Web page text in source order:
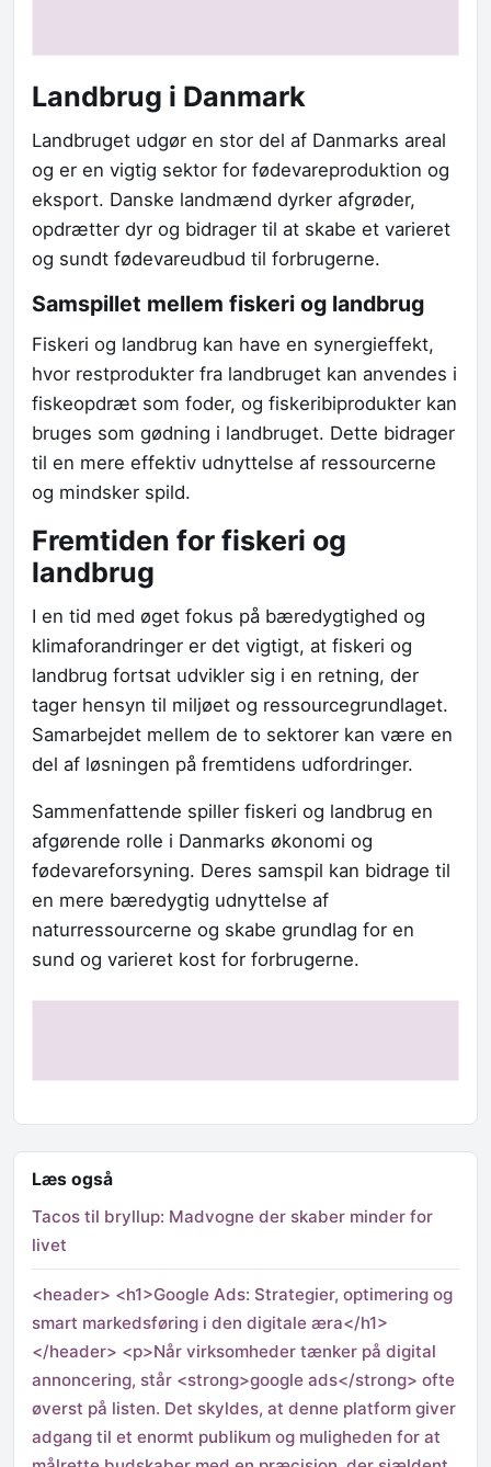
Landbrug i Danmark
Landbruget udgør en stor del af Danmarks areal
og er en vigtig sektor for fødevareproduktion og
eksport. Danske landmænd dyrker afgrøder,
opdrætter dyr og bidrager til at skabe et varieret
og sundt fødevareudbud til forbrugerne.
Samspillet mellem fiskeri og landbrug
Fiskeri og landbrug kan have en synergieffekt,
hvor restprodukter fra landbruget kan anvendes i
fiskeopdræt som foder, og fiskeribiprodukter kan
bruges som gødning i landbruget. Dette bidrager
til en mere effektiv udnyttelse af ressourcerne
og mindsker spild.
Fremtiden for fiskeri og
landbrug
I en tid med øget fokus på bæredygtighed og
klimaforandringer er det vigtigt, at fiskeri og
landbrug fortsat udvikler sig i en retning, der
tager hensyn til miljøet og ressourcegrundlaget.
Samarbejdet mellem de to sektorer kan være en
del af løsningen på fremtidens udfordringer.
Sammenfattende spiller fiskeri og landbrug en
afgørende rolle i Danmarks økonomi og
fødevareforsyning. Deres samspil kan bidrage til
en mere bæredygtig udnyttelse af
naturressourcerne og skabe grundlag for en
sund og varieret kost for forbrugerne.
Læs også
Tacos til bryllup: Madvogne der skaber minder for
livet
<header> <h1>Google Ads: Strategier, optimering og
smart markedsføring i den digitale æra</h1>
</header> <p>Når virksomheder tænker på digital
annoncering, står <strong>google ads</strong> ofte
øverst på listen. Det skyldes, at denne platform giver
adgang til et enormt publikum og muligheden for at